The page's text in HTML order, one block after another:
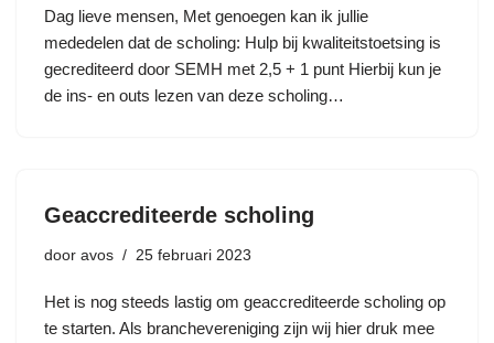
Dag lieve mensen, Met genoegen kan ik jullie
mededelen dat de scholing: Hulp bij kwaliteitstoetsing is
gecrediteerd door SEMH met 2,5 + 1 punt Hierbij kun je
de ins- en outs lezen van deze scholing…
Geaccrediteerde scholing
door avos 25 februari 2023
Het is nog steeds lastig om geaccrediteerde scholing op
te starten. Als branchevereniging zijn wij hier druk mee